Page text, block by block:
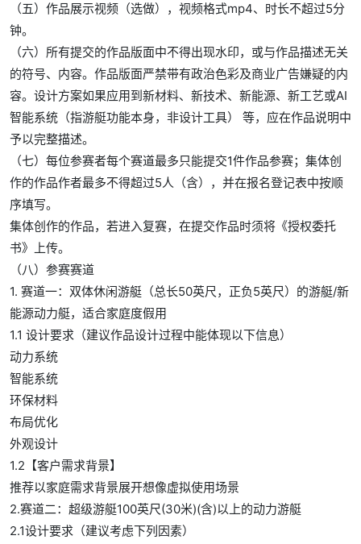
（五）作品展示视频（选做），视频格式mp4、时长不超过5分
钟。
（六）所有提交的作品版面中不得出现水印，或与作品描述无关
的符号、内容。作品版面严禁带有政治色彩及商业广告嫌疑的内
容。设计方案如果应用到新材料、新技术、新能源、新工艺或AI
智能系统（指游艇功能本身，非设计工具） 等，应在作品说明中
予以完整描述。
（七）每位参赛者每个赛道最多只能提交1件作品参赛；集体创
作的作品作者最多不得超过5人（含），并在报名登记表中按顺
序填写。
集体创作的作品，若进入复赛，在提交作品时须将《授权委托
书》上传。
（八）参赛赛道
1. 赛道一：双体休闲游艇（总长50英尺，正负5英尺）的游艇/新
能源动力艇，适合家庭度假用
1.1 设计要求（建议作品设计过程中能体现以下信息）
动力系统
智能系统
环保材料
布局优化
外观设计
1.2【客户需求背景】
推荐以家庭需求背景展开想像虚拟使用场景
2.赛道二：超级游艇100英尺(30米)(含)以上的动力游艇
2.1设计要求（建议考虑下列因素）